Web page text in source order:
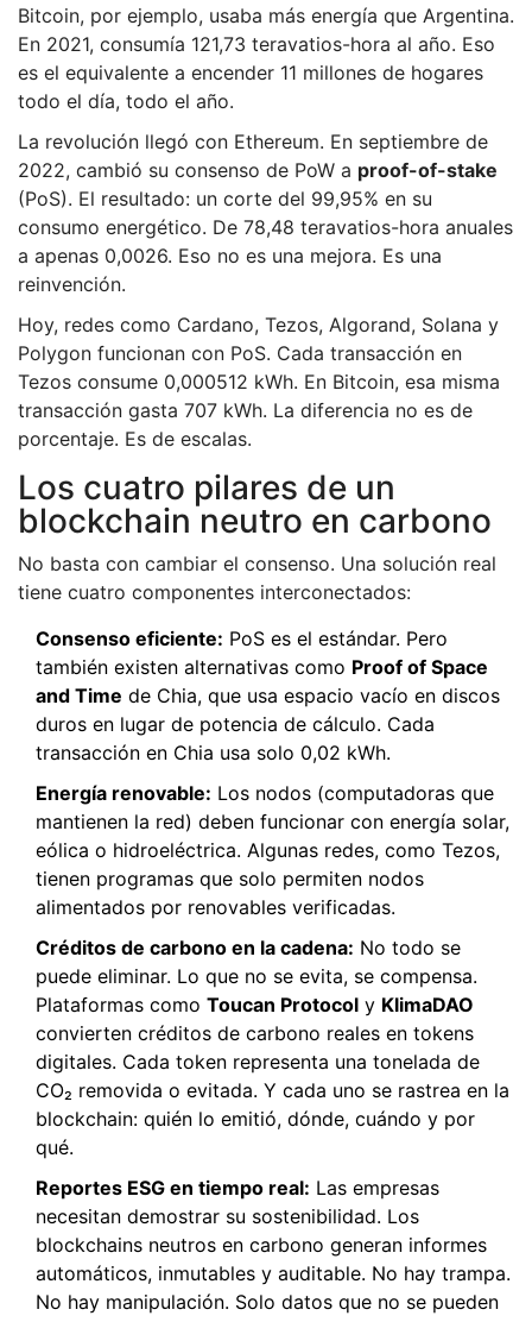
Bitcoin, por ejemplo, usaba más energía que Argentina.
En 2021, consumía 121,73 teravatios-hora al año. Eso
es el equivalente a encender 11 millones de hogares
todo el día, todo el año.
La revolución llegó con Ethereum. En septiembre de
2022, cambió su consenso de PoW a proof-of-stake
(PoS). El resultado: un corte del 99,95% en su
consumo energético. De 78,48 teravatios-hora anuales
a apenas 0,0026. Eso no es una mejora. Es una
reinvención.
Hoy, redes como Cardano, Tezos, Algorand, Solana y
Polygon funcionan con PoS. Cada transacción en
Tezos consume 0,000512 kWh. En Bitcoin, esa misma
transacción gasta 707 kWh. La diferencia no es de
porcentaje. Es de escalas.
Los cuatro pilares de un
blockchain neutro en carbono
No basta con cambiar el consenso. Una solución real
tiene cuatro componentes interconectados:
Consenso eficiente: PoS es el estándar. Pero
también existen alternativas como Proof of Space
and Time de Chia, que usa espacio vacío en discos
duros en lugar de potencia de cálculo. Cada
transacción en Chia usa solo 0,02 kWh.
Energía renovable: Los nodos (computadoras que
mantienen la red) deben funcionar con energía solar,
eólica o hidroeléctrica. Algunas redes, como Tezos,
tienen programas que solo permiten nodos
alimentados por renovables verificadas.
Créditos de carbono en la cadena: No todo se
puede eliminar. Lo que no se evita, se compensa.
Plataformas como Toucan Protocol y KlimaDAO
convierten créditos de carbono reales en tokens
digitales. Cada token representa una tonelada de
CO₂ removida o evitada. Y cada uno se rastrea en la
blockchain: quién lo emitió, dónde, cuándo y por
qué.
Reportes ESG en tiempo real: Las empresas
necesitan demostrar su sostenibilidad. Los
blockchains neutros en carbono generan informes
automáticos, inmutables y auditable. No hay trampa.
No hay manipulación. Solo datos que no se pueden